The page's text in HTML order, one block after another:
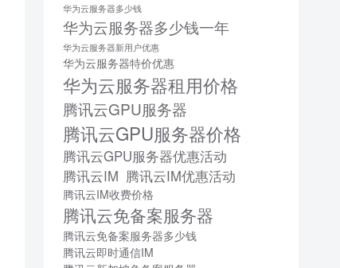
华为云服务器多少钱
华为云服务器多少钱一年
华为云服务器新用户优惠
华为云服务器特价优惠
华为云服务器租用价格
腾讯云GPU服务器
腾讯云GPU服务器价格
腾讯云GPU服务器优惠活动
腾讯云IM 腾讯云IM优惠活动
腾讯云IM收费价格
腾讯云免备案服务器
腾讯云免备案服务器多少钱
腾讯云即时通信IM